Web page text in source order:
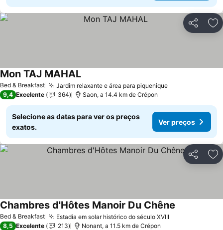
Partilhar
Bed & Breakfast Jardim relaxante e área para piqueniqueVer preços
Mon TAJ MAHALVer preços
9,4 Excelente 364 Saon, a 14.4 km de Crépon
Selecione as datas para ver os preços
exatos.
Ver preços
Partilhar
Bed & Breakfast Estadia em solar histórico do século XVIIIVer preços
Chambres d'Hôtes Manoir Du Chêne
8,5 Excelente 213 Nonant, a 11.5 km de Crépon